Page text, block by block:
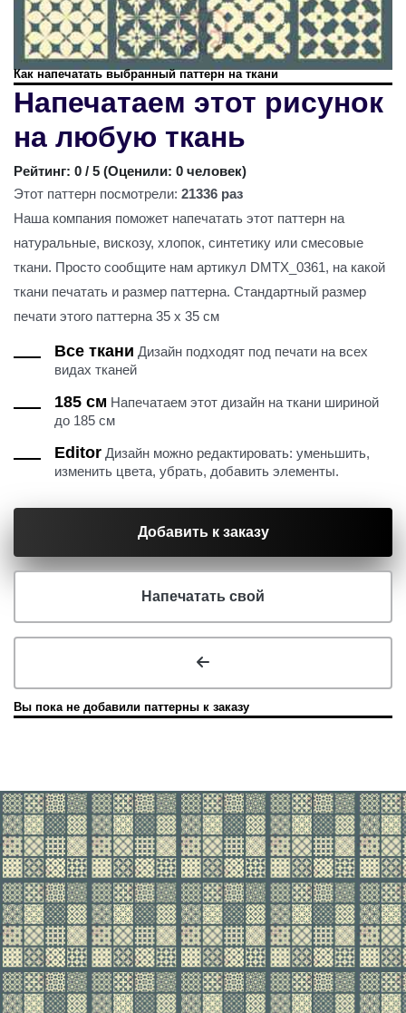
Как напечатать выбранный паттерн на ткани
Напечатаем этот рисунок
на любую ткань
Рейтинг: 0 / 5 (Оценили: 0 человек)
Этот паттерн посмотрели: 21336 раз
Наша компания поможет напечатать этот паттерн на
натуральные, вискозу, хлопок, синтетику или смесовые
ткани. Просто сообщите нам артикул DMTX_0361, на какой
ткани печатать и размер паттерна. Стандартный размер
печати этого паттерна 35 х 35 см
Все ткани Дизайн подходят под печати на всех
видах тканей
185 см Напечатаем этот дизайн на ткани шириной
до 185 см
Editor Дизайн можно редактировать: уменьшить,
изменить цвета, убрать, добавить элементы.
Добавить к заказу
Напечатать свой
Вы пока не добавили паттерны к заказу